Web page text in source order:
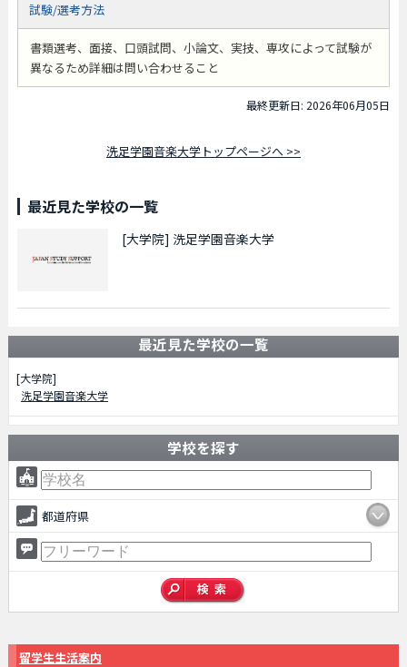
試験/選考方法
書類選考、面接、口頭試問、小論文、実技、専攻によって試験が
異なるため詳細は問い合わせること
最終更新日: 2026年06月05日
洗足学園音楽大学トップページへ >>
最近見た学校の一覧
[大学院] 洗足学園音楽大学
最近見た学校の一覧
[大学院]
洗足学園音楽大学
学校を探す
都道府県
留学生生活案内